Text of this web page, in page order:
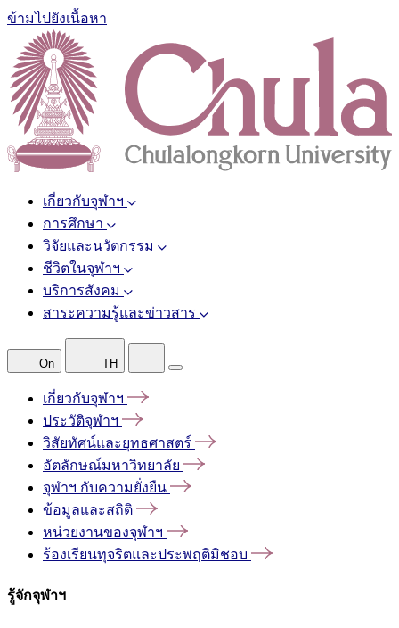
ข้ามไปยังเนื้อหา
เกี่ยวกับจุฬาฯ
การศึกษา
วิจัยและนวัตกรรม
ชีวิตในจุฬาฯ
บริการสังคม
สาระความรู้และข่าวสาร
On TH
เกี่ยวกับจุฬาฯ
ประวัติจุฬาฯ
วิสัยทัศน์และยุทธศาสตร์
อัตลักษณ์มหาวิทยาลัย
จุฬาฯ กับความยั่งยืน
ข้อมูลและสถิติ
หน่วยงานของจุฬาฯ
ร้องเรียนทุจริตและประพฤติมิชอบ
รู้จักจุฬาฯ